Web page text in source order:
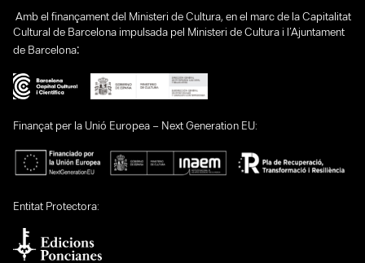
Amb el finançament del Ministeri de Cultura, en el marc de la Capitalitat
Cultural de Barcelona impulsada pel Ministeri de Cultura i l’Ajuntament
de Barcelona:
Finançat per la Unió Europea – Next Generation EU:
Entitat Protectora: